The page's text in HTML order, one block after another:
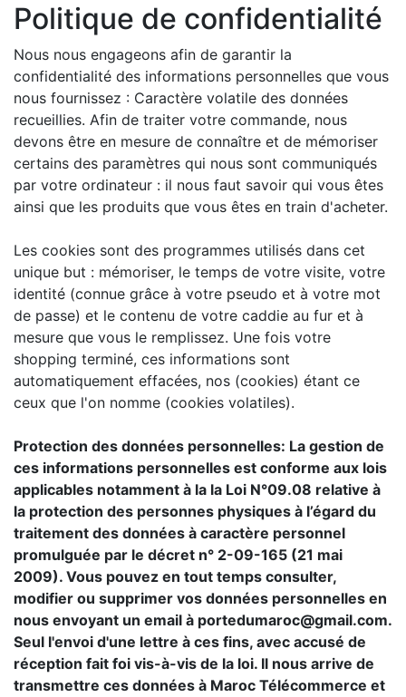
Politique de confidentialité
Nous nous engageons afin de garantir la
confidentialité des informations personnelles que vous
nous fournissez : Caractère volatile des données
recueillies. Afin de traiter votre commande, nous
devons être en mesure de connaître et de mémoriser
certains des paramètres qui nous sont communiqués
par votre ordinateur : il nous faut savoir qui vous êtes
ainsi que les produits que vous êtes en train d'acheter.
Les cookies sont des programmes utilisés dans cet
unique but : mémoriser, le temps de votre visite, votre
identité (connue grâce à votre pseudo et à votre mot
de passe) et le contenu de votre caddie au fur et à
mesure que vous le remplissez. Une fois votre
shopping terminé, ces informations sont
automatiquement effacées, nos (cookies) étant ce
ceux que l'on nomme (cookies volatiles).
Protection des données personnelles: La gestion de
ces informations personnelles est conforme aux lois
applicables notamment à la la Loi N°09.08 relative à
la protection des personnes physiques à l’égard du
traitement des données à caractère personnel
promulguée par le décret n° 2-09-165 (21 mai
2009). Vous pouvez en tout temps consulter,
modifier ou supprimer vos données personnelles en
nous envoyant un email à portedumaroc@gmail.com.
Seul l'envoi d'une lettre à ces fins, avec accusé de
réception fait foi vis-à-vis de la loi. Il nous arrive de
transmettre ces données à Maroc Télécommerce et